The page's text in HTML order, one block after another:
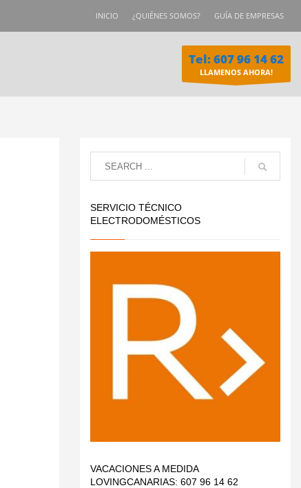
INICIO ¿QUIÉNES SOMOS? GUÍA DE EMPRESAS
Tel: 607 96 14 62
LLAMENOS AHORA!
SERVICIO TÉCNICO
ELECTRODOMÉSTICOS
VACACIONES A MEDIDA
LOVINGCANARIAS: 607 96 14 62